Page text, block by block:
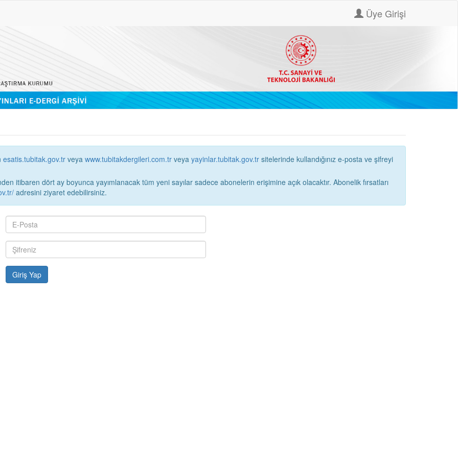
Üye Girişi
esatis.tubitak.gov.tr veya www.tubitakdergileri.com.tr veya yayinlar.tubitak.gov.tr
itibaren dört ay boyunca yayımlanacak tüm yeni sayılar sadece abonelerin erişimine açık olacaktır. Abonelik fırsatları
adresini ziyaret edebilirsiniz.